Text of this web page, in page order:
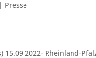
| Presse
15.09.2022- Rheinland-